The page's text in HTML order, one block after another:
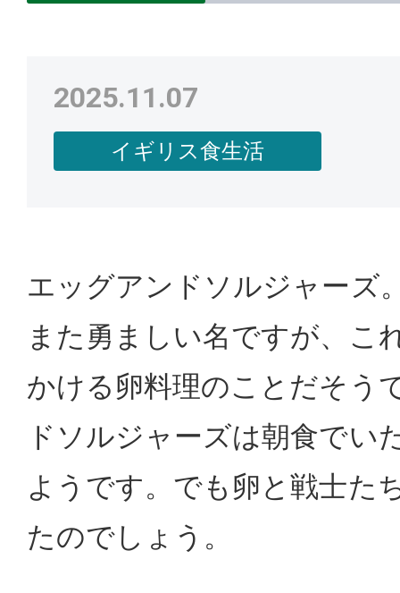
2025.11.07
イギリス食生活
エッグアンドソルジャーズ
また勇ましい名ですが、こ
かける卵料理のことだそう
ドソルジャーズは朝食でい
ようです。でも卵と戦士た
たのでしょう。